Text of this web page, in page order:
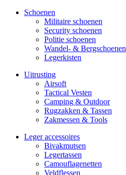
Schoenen
Militaire schoe­nen
Security schoenen
Politie schoenen
Wandel- & Berg­­schoenen
Legerkisten
Uitrusting
Airsoft
Tactical Ves­ten
Camping & Outdoor
Rugzakken & Tassen
Zakmessen & Tools
Leger accessoires
Bivakmutsen
Legertassen
Camouflage­­netten
Veldflessen